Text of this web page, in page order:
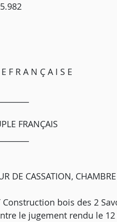
F R A N Ç A I S E
FRANÇAIS
DE CASSATION,
Construction bois des 2
le jugement rendu le